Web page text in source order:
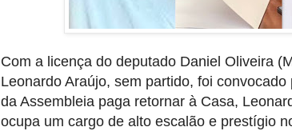
Com a licença do deputado Daniel Oliveira
Leonardo Araújo, sem partido, foi
da Assembleia paga retornar à Casa,
ocupa um cargo de alto escalão e prestígio